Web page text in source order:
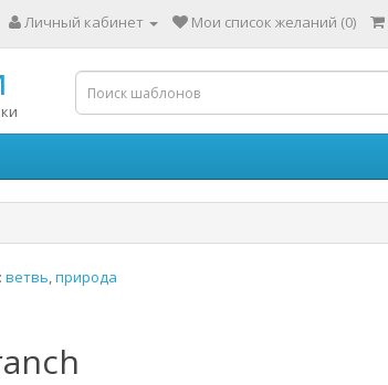
Личный кабинет Мои список желаний (0)
ветвь,природа